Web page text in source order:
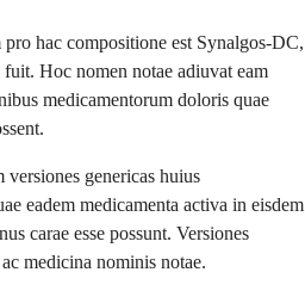
hac compositione est Synalgos-DC,
Hoc nomen notae adiuvat eam
medicamentorum doloris quae
versiones genericas huius
eadem medicamenta activa in eisdem
carae esse possunt. Versiones
medicina nominis notae.